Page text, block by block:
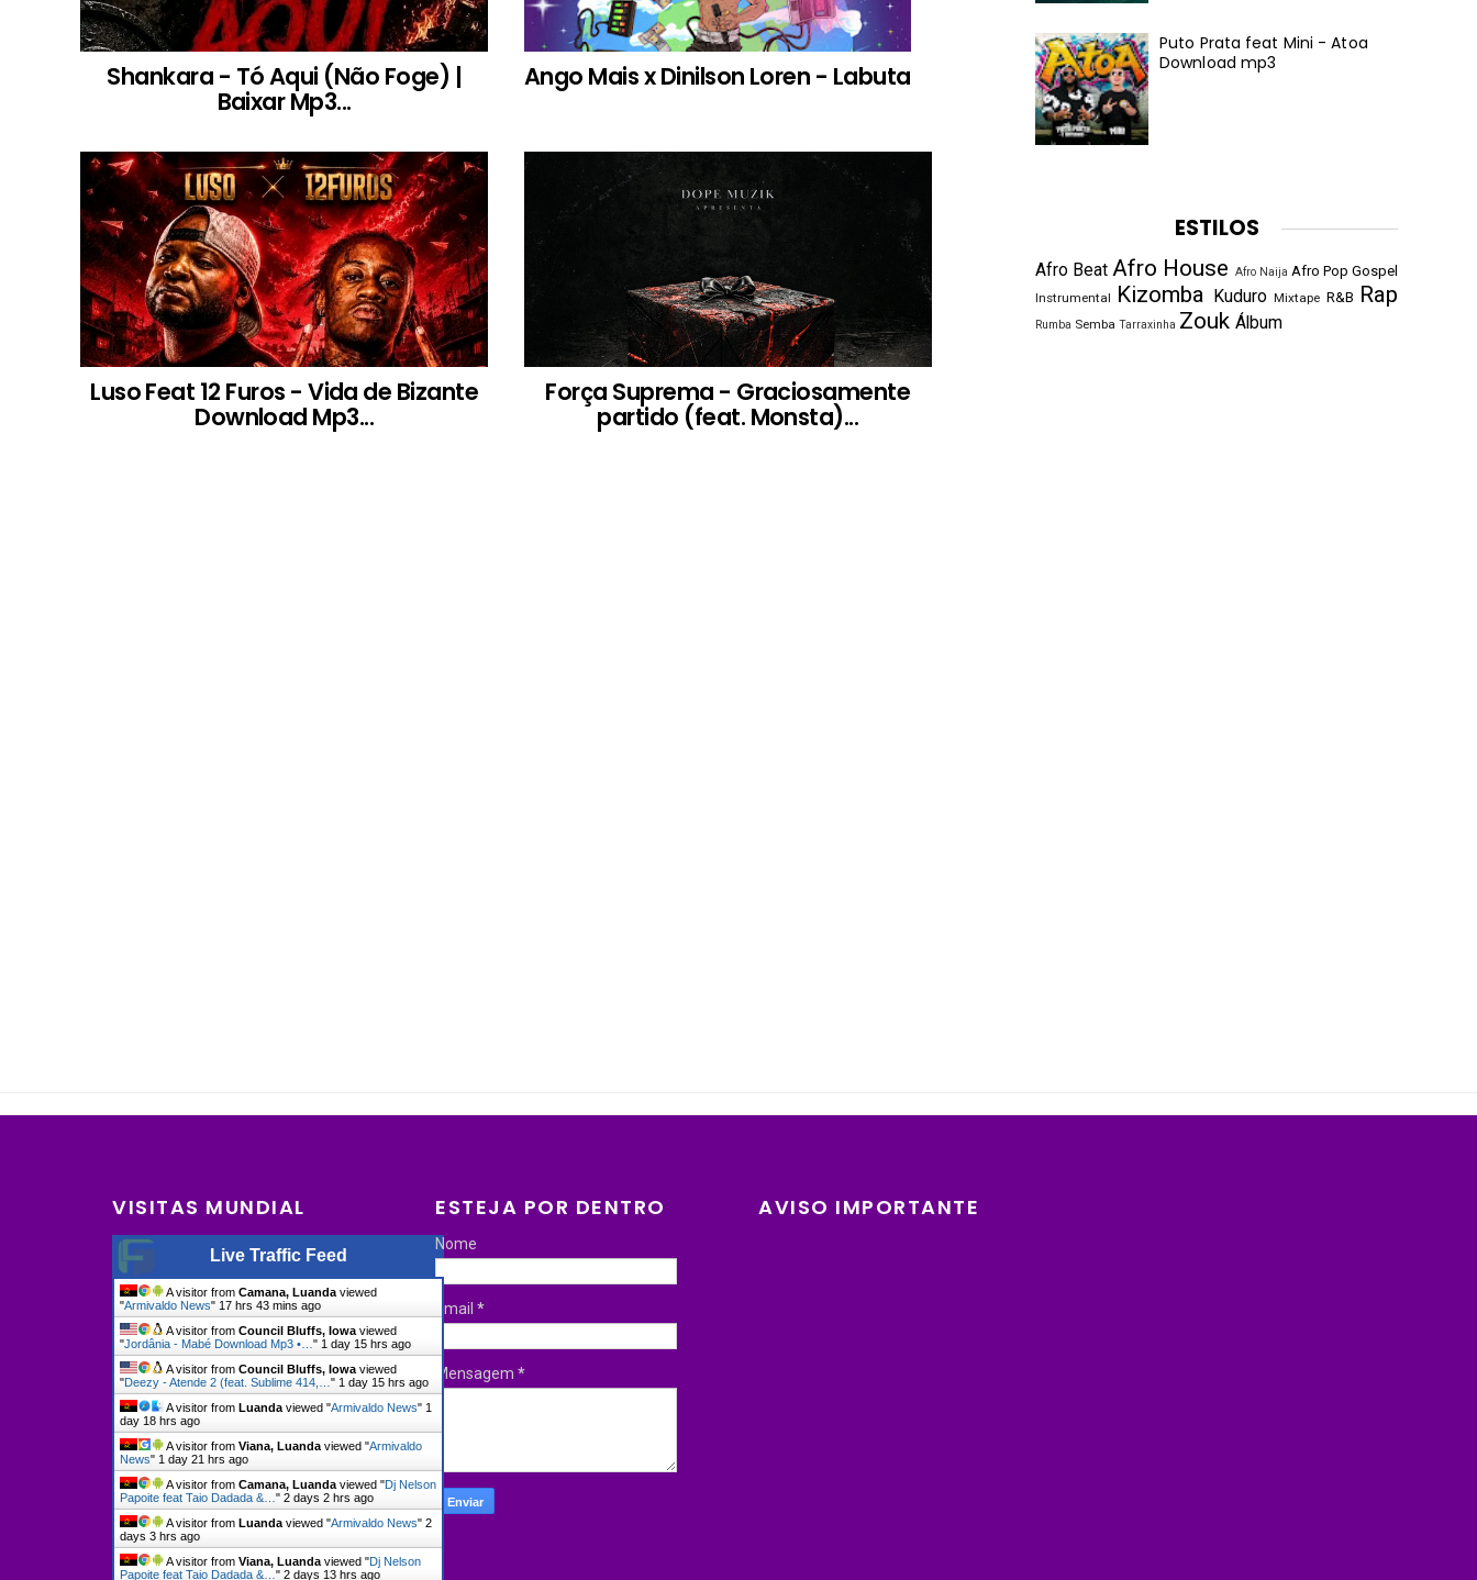
Shankara - Tó Aqui (Não Foge) |
Baixar Mp3...
Ango Mais x Dinilson Loren - Labuta
Luso Feat 12 Furos - Vida de Bizante
Download Mp3...
Força Suprema - Graciosamente
partido (feat. Monsta)...
Puto Prata feat Mini - Atoa
Download mp3
ESTILOS
Afro Beat Afro House Afro Naija Afro Pop Gospel
Instrumental Kizomba Kuduro Mixtape R&B Rap
Rumba Semba Tarraxinha Zouk Álbum
VISITAS MUNDIAL
Live Traffic Feed
A visitor from Camana, Luanda viewed
"Armivaldo News" 17 hrs 43 mins ago
A visitor from Council Bluffs, Iowa viewed
"Jordânia - Mabé Download Mp3 •… " 1 day 15 hrs ago
A visitor from Council Bluffs, Iowa viewed
"Deezy - Atende 2 (feat. Sublime 414,… " 1 day 15 hrs ago
A visitor from Luanda viewed "Armivaldo News" 1
day 18 hrs ago
A visitor from Viana, Luanda viewed "Armivaldo
News" 1 day 21 hrs ago
A visitor from Camana, Luanda viewed "Dj Nelson
Papoite feat Taio Dadada &… " 2 days 2 hrs ago
A visitor from Luanda viewed "Armivaldo News" 2
days 3 hrs ago
A visitor from Viana, Luanda viewed "Dj Nelson
Papoite feat Taio Dadada &… " 2 days 13 hrs ago
ESTEJA POR DENTRO
Nome
Email *
Mensagem *
AVISO IMPORTANTE